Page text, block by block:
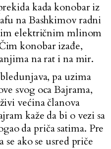
kada konobar iz
na Bashkimov radni
električnim mlinom
konobar izađe,
na rat i na mir.
pa uzima
svog oca Bajrama,
većina članova
kaže da bi o vezi sa
da priča satima. Pre
se ako se usred priče